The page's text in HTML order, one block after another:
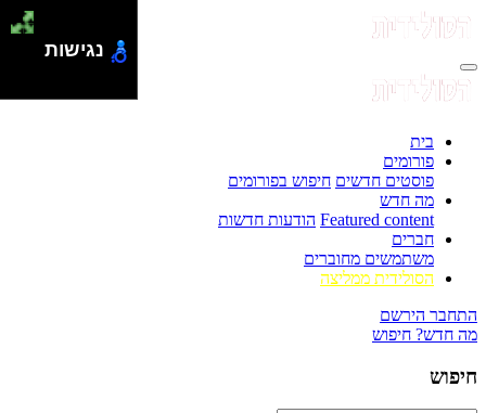
בית
פורומים
פוסטים חדשים חיפוש בפורומים
מה חדש
Featured content הודעות חדשות
חברים
משתמשים מחוברים
הסולידית ממליצה
התחבר הירשם
מה חדש? חיפוש
חיפוש
נגישות